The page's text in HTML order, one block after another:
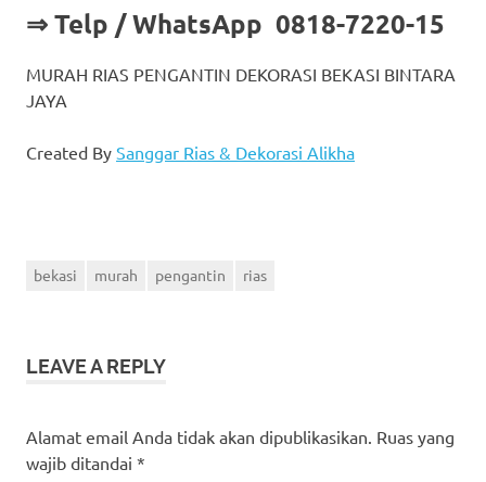
⇒ Telp / WhatsApp 0818-7220-15
MURAH RIAS PENGANTIN DEKORASI BEKASI BINTARA
JAYA
Created By Sanggar Rias & Dekorasi Alikha
bekasi murah pengantin rias
LEAVE A REPLY
Alamat email Anda tidak akan dipublikasikan. Ruas yang
wajib ditandai *